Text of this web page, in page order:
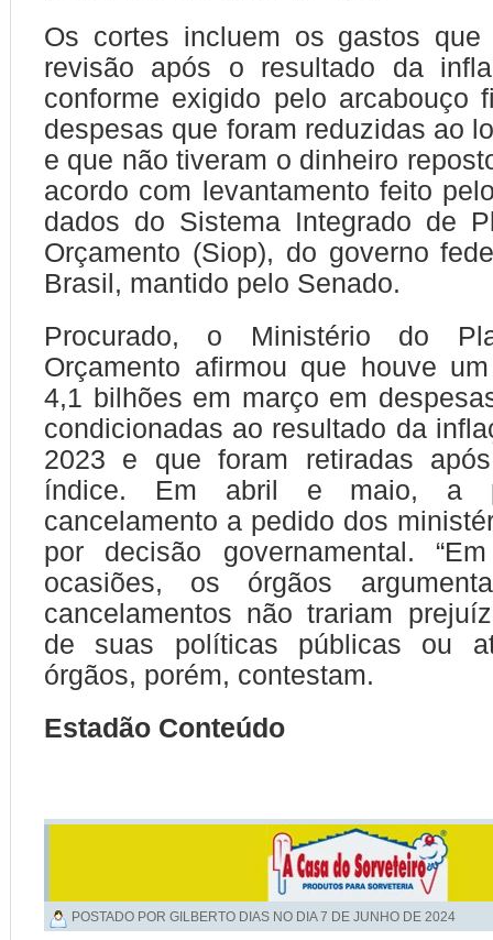
Os cortes incluem os gastos que
revisão após o resultado da
conforme exigido pelo arcabouço
despesas que foram reduzidas ao
e que não tiveram o dinheiro
acordo com levantamento feito
dados do Sistema Integrado de
Orçamento (Siop), do governo
Brasil, mantido pelo Senado.
Procurado, o Ministério do
Orçamento afirmou que houve
4,1 bilhões em março em
condicionadas ao resultado da
2023 e que foram retiradas
índice. Em abril e maio, a
cancelamento a pedido dos
por decisão governamental.
ocasiões, os órgãos
cancelamentos não trariam
de suas políticas públicas ou
órgãos, porém, contestam.
Estadão Conteúdo
POSTADO POR GILBERTO DIAS NO DIA7 DE JUNHO DE 2024